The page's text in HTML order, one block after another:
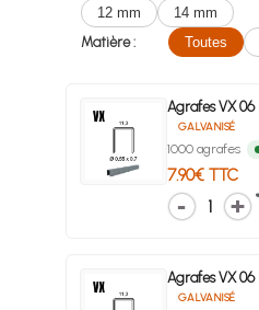
12 mm
14 mm
Matière :
Toutes
Agrafes VX
GALVANISÉ
1000 agrafes
7.90€ TTC
1
Agrafes VX
GALVANISÉ